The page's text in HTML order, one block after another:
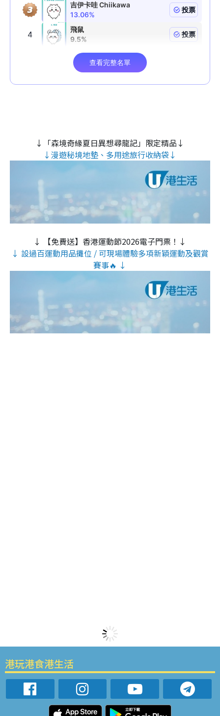
↓「森境奇緣夏日異想尋龍記」限定精品↓
↓漫遊秘境地墊、多用途旅行收納袋↓
↓ 【免費送】香港運動節2026電子門票！↓
↓ 設過百運動用品攤位 / 可現場體驗多項新穎運動及觀賞
賽事🔥 ↓
港玩港食港生活